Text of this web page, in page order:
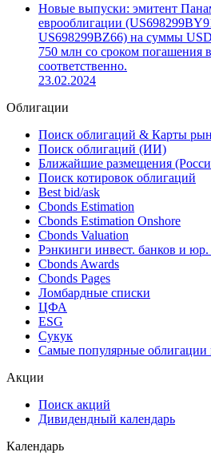
Новые выпуски: эмитент
еврооблигации
US698299BZ66) на суммы
750 млн со сроком погашения
соответственно.
23.02.2024
Облигации
Поиск облигаций & Карты
Поиск облигаций (ИИ)
Ближайшие размещения
Поиск котировок облигаций
Best bid/ask
Cbonds Estimation
Cbonds Estimation Onshore
Cbonds Valuation
Рэнкинги инвест. банков и юр.
Cbonds Awards
Cbonds Pages
Ломбардные списки
ЦФА
ESG
Сукук
Самые популярные облигации
Акции
Поиск акций
Дивидендный календарь
Календарь